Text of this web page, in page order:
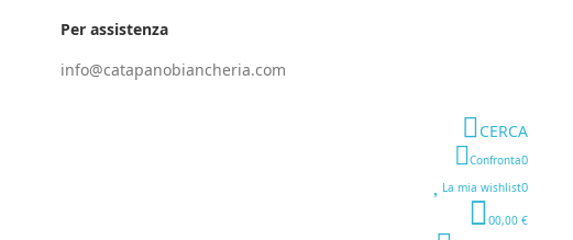
Per assistenza
info@catapanobiancheria.com
CERCA
Confronta0
La mia wishlist0
00,00 €